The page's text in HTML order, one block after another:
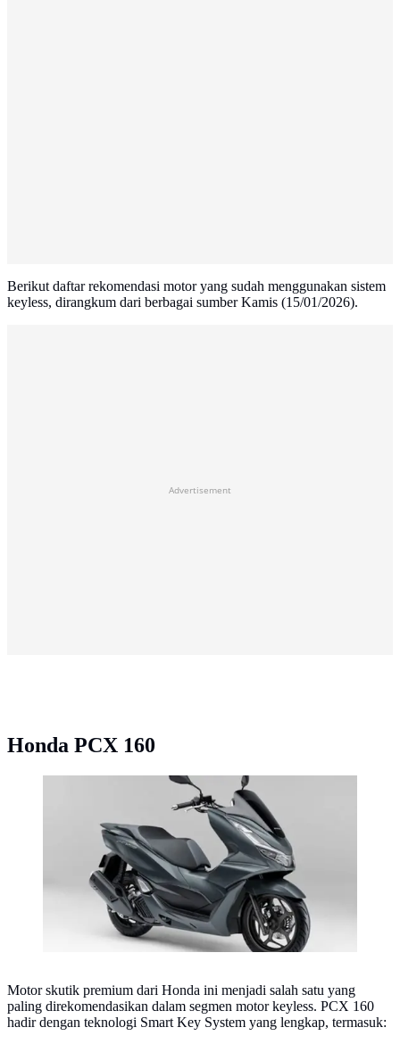
Berikut daftar rekomendasi motor yang sudah menggunakan sistem
keyless, dirangkum dari berbagai sumber Kamis (15/01/2026).
Advertisement
Honda PCX 160
Honda PCX 160 (honda.co.jp)
Motor skutik premium dari Honda ini menjadi salah satu yang
paling direkomendasikan dalam segmen motor keyless. PCX 160
hadir dengan teknologi Smart Key System yang lengkap, termasuk: